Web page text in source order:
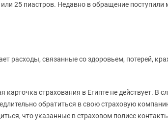
25 пиастров. Недавно в обращение поступили
расходы, связанные со здоровьем, потерей,
страхования в Египте не действует. В
обратиться в свою страховую
что указанные в страховом полисе